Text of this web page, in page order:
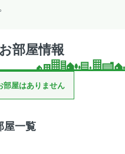
部屋情報
部屋はありません
屋一覧